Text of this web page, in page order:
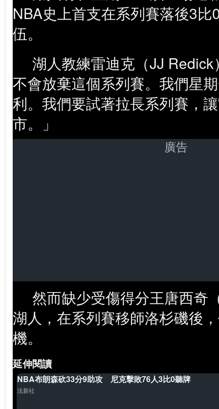
NBA史上首支在系列賽落後3
伍。
湖人教練雷迪克（JJ
不會放棄這個系列賽。我們星
利。我們要試著拉長系列賽，
市。」
廣告
然而缺少受傷得分王唐西奇
湖人，在系列賽移師洛杉磯後
機。
延伸閱讀
NBA布朗森砍33分9助攻 尼克擊敗76人3比0聽牌
法新社